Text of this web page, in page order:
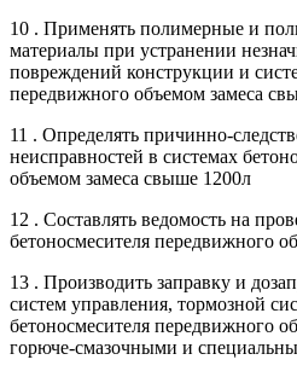
10 . Применять полимерные и
материалы при устранении
повреждений конструкции и
передвижного объемом замеса
11 . Определять причинно-
неисправностей в системах
объемом замеса свыше 1200л
12 . Составлять ведомость на
бетоносмесителя передвижного
13 . Производить заправку и
систем управления, тормозной
бетоносмесителя передвижного
горюче-смазочными и